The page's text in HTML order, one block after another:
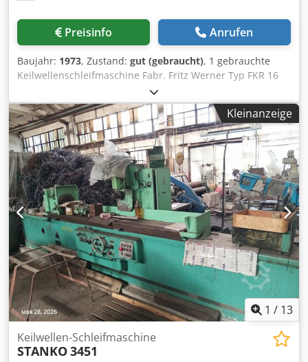
Preisinfo Anrufen
Baujahr: 1973, Zustand: gut (gebraucht), 1 gebrauchte
Keilwellenschleifmaschine Fabr. Fritz Werner Typ FKR 16
Bj. 73 Nr. 5275/8012 Technische Daten Spitzenhöhe 185
mm Codpfx Ajn Atchoirsha max.Schleiflänge1600 mm
Durchgang Durchmesser 55 mm Teilungen 4-32 L 5900 x B
2300 x H 2000 mm Gewicht 7 to
Kleinanzeige
1 / 13
Keilwellen-Schleifmaschine
STANKO3451